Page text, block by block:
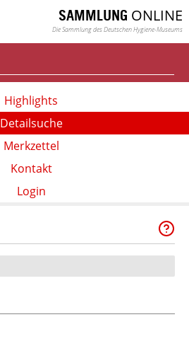
SAMMLUNG ONLINE
Die Sammlung des Deutschen Hygiene-Museums
Highlights
Detailsuche
Merkzettel
Kontakt
Login